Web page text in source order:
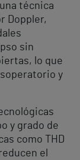
técnica
Doppler,
sin
lo que
y
y grado de
como THD
el